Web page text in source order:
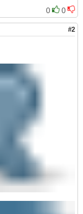
0
0
#2